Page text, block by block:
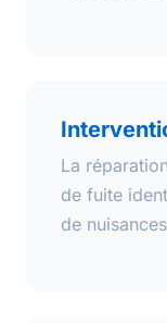
La
de fuite
de